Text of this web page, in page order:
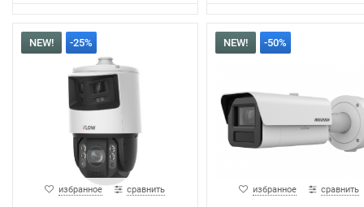
NEW! -25%
избранное сравнить
NEW! -50%
избранное сравнить